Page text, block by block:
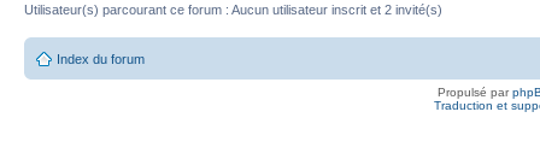
Utilisateur(s) parcourant ce forum : Aucun utilisateur inscrit et 2 invité(s)
Index du forum
Propulsé par
Traduction et